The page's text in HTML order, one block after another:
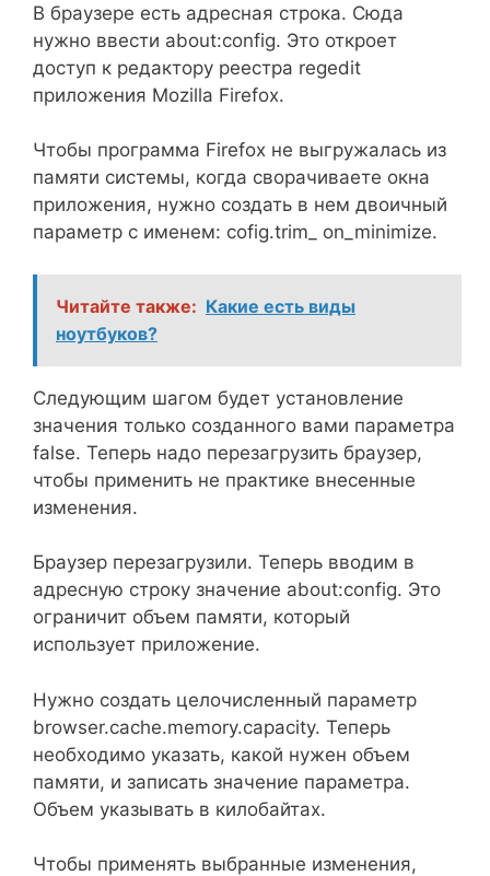
В браузере есть адресная строка. Сюда
нужно ввести about:config. Это откроет
доступ к редактору реестра regedit
приложения Mozilla Firefox.
Чтобы программа Firefox не выгружалась из
памяти системы, когда сворачиваете окна
приложения, нужно создать в нем двоичный
параметр с именем: cofig.trim_ on_minimize.
Читайте также: Какие есть виды
ноутбуков?
Следующим шагом будет установление
значения только созданного вами параметра
false. Теперь надо перезагрузить браузер,
чтобы применить не практике внесенные
изменения.
Браузер перезагрузили. Теперь вводим в
адресную строку значение about:config. Это
ограничит объем памяти, который
использует приложение.
Нужно создать целочисленный параметр
browser.cache.memory.capacity. Теперь
необходимо указать, какой нужен объем
памяти, и записать значение параметра.
Объем указывать в килобайтах.
Чтобы применять выбранные изменения,